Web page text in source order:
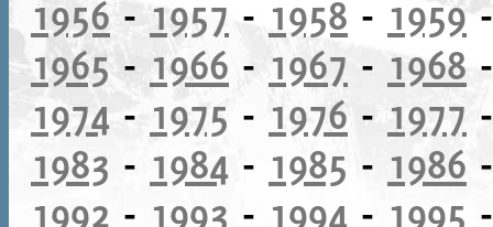
1956 -1957 - 1958 - 1959
1965- 1966 - 1967 - 1968
1974 - 1975 - 1976 - 1977
1983 - 1984 - 1985 - 1986
1992 - 1993 - 1994 - 1995